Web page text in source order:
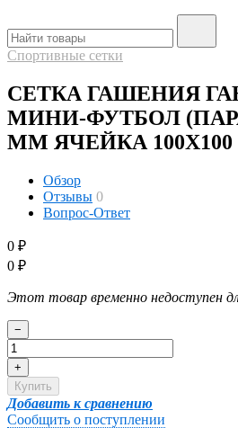
Спортивные сетки
СЕТКА ГАШЕНИЯ
МИНИ-ФУТБОЛ
ММ ЯЧЕЙКА
Обзор
Отзывы 0
Вопрос-Ответ
0 ₽
0 ₽
Этот товар временно недоступен
−
+
Купить
Добавить к сравнению
Сообщить о поступлении